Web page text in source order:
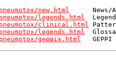
new.html
legends.html
pneumotox/clinical.html
legends.html
geppix.html